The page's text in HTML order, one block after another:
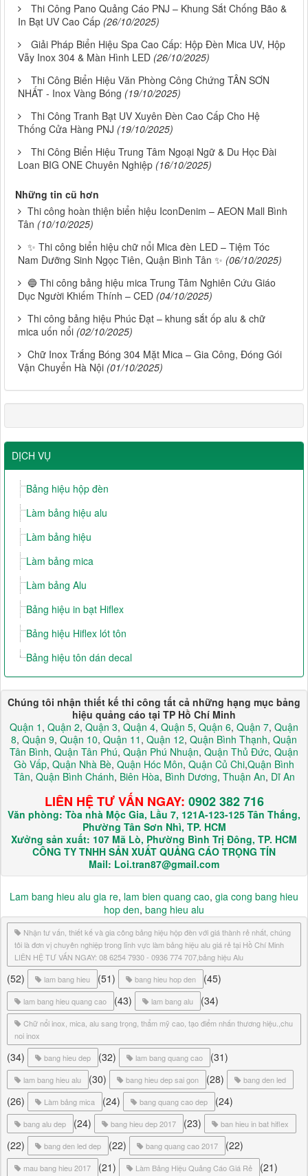
Thi Công Pano Quảng Cáo PNJ – Khung Sắt Chống Bão &
In Bạt UV Cao Cấp (26/10/2025)
Giải Pháp Biển Hiệu Spa Cao Cấp: Hộp Đèn Mica UV, Hộp
Vẫy Inox 304 & Màn Hình LED (26/10/2025)
Thi Công Biển Hiệu Văn Phòng Công Chứng TÂN SƠN
NHẤT - Inox Vàng Bóng (19/10/2025)
Thi Công Tranh Bạt UV Xuyên Đèn Cao Cấp Cho Hệ
Thống Cửa Hàng PNJ (19/10/2025)
Thi Công Biển Hiệu Trung Tâm Ngoại Ngữ & Du Học Đài
Loan BIG ONE Chuyên Nghiệp (16/10/2025)
Những tin cũ hơn
Thi công hoàn thiện biển hiệu IconDenim – AEON Mall Bình
Tân (10/10/2025)
✨ Thi công biển hiệu chữ nổi Mica đèn LED – Tiệm Tóc
Nam Dưỡng Sinh Ngọc Tiên, Quận Bình Tân ✨ (06/10/2025)
🔵 Thi công bảng hiệu mica Trung Tâm Nghiên Cứu Giáo
Dục Người Khiếm Thính – CED (04/10/2025)
Thi công bảng hiệu Phúc Đạt – khung sắt ốp alu & chữ
mica uốn nổi (02/10/2025)
Chữ Inox Trắng Bóng 304 Mặt Mica – Gia Công, Đóng Gói
Vận Chuyển Hà Nội (01/10/2025)
DỊCH VỤ
Bảng hiệu hộp đèn
Làm bảng hiệu alu
Làm bảng hiệu
Làm bảng mica
Làm bảng Alu
Bảng hiệu in bạt Hiflex
Bảng hiệu Hiflex lót tôn
Bảng hiệu tôn dán decal
Chúng tôi nhận thiết kế thi công tất cả những hạng mục bảng
hiệu quảng cáo tại TP Hồ Chí Minh
Quận 1 , Quận 2, Quận 3, Quận 4, Quận 5, Quận 6, Quận 7, Quận
8, Quận 9, Quận 10, Quận 11 , Quận 12, Quận Bình Thạnh, Quận
Tân Bình, Quận Tân Phú, Quận Phú Nhuận, Quận Thủ Đức, Quận
Gò Vấp, Quận Nhà Bè, Quận Hóc Môn, Quận Củ Chi,Quận Bình
Tân, Quận Bình Chánh, Biên Hòa, Bình Dương, Thuận An, Dĩ An
LIÊN HỆ TƯ VẤN NGAY: 0902 382 716
Văn phòng: Tòa nhà Mộc Gia, Lầu 7, 121A-123-125 Tân Thắng,
Phường Tân Sơn Nhì, TP. HCM
Xưởng sản xuất: 107 Mã Lò, Phường Bình Trị Đông, TP. HCM
CÔNG TY TNHH SẢN XUẤT QUẢNG CÁO TRỌNG TÍN
Mail: Loi.tran87@gmail.com
Lam bang hieu alu gia re, lam bien quang cao, gia cong bang hieu
hop den, bang hieu alu
Nhận tư vấn, thiết kế và gia công bảng hiệu hộp đèn với giá thành rẻ nhất, chúng
tôi là đơn vị chuyên nghiệp trong lĩnh vực làm bảng hiệu alu giá rẻ tại Hồ Chí Minh
LIÊN HỆ TƯ VẤN NGAY: 08 6254 7930 - 0936 774 707,bảng hiệu Alu
(52) lam bang hieu (51) bang hieu hop den (45)
lam bang hieu quang cao (43) lam bang alu (34)
Chữ nổi inox, mica, alu sang trọng, thẩm mỹ cao, tạo điểm nhấn thương hiệu.,chu
noi inox
(34) bang hieu dep (32) lam bang quang cao (31)
lam bang hieu alu (30) bang hieu dep sai gon (28) bang den led
(26) Làm bảng mica (24) bang quang cao dep (24)
bang alu dep (24) bang hieu dep 2017 (23) ban hieu in bat hiflex
(22) bang den led dep (22) bang quang cao 2017 (22)
mau bang hieu 2017 (21) Làm Bảng Hiệu Quảng Cáo Giá Rẻ (21)